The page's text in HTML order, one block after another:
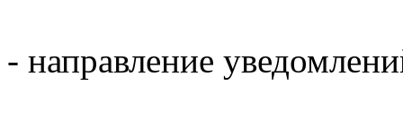
- направление